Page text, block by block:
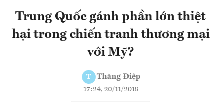
Trung Quốc gánh phần lớn thiệt
hại trong chiến tranh thương mại
với Mỹ?
T Thăng Điệp
17:24, 20/11/2018